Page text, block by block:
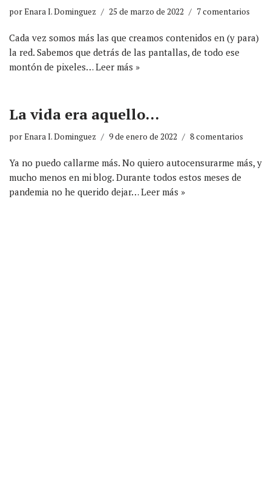
porEnara I. Dominguez 25 de marzo de 2022 7 comentarios
Cada vez somos más las que creamos contenidos en (y para)
la red. Sabemos que detrás de las pantallas, de todo ese
montón de pixeles…Leer más »
La vida era aquello…
porEnara I. Dominguez 9 de enero de 2022 8 comentarios
Ya no puedo callarme más. No quiero autocensurarme más, y
mucho menos en mi blog. Durante todos estos meses de
pandemia no he querido dejar…Leer más »